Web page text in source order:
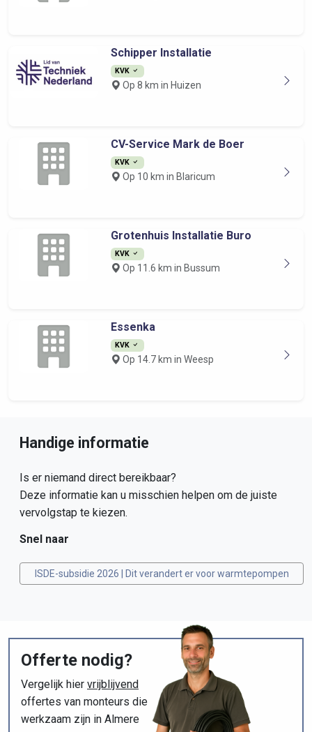
Schipper Installatie
KVK
Op 8 km in Huizen
CV-Service Mark de Boer
KVK
Op 10 km in Blaricum
Grotenhuis Installatie Buro
KVK
Op 11.6 km in Bussum
Essenka
KVK
Op 14.7 km in Weesp
Handige informatie
Is er niemand direct bereikbaar?
Deze informatie kan u misschien helpen om de juiste
vervolgstap te kiezen.
Snel naar
ISDE-subsidie 2026 | Dit verandert er voor warmtepompen
Offerte nodig?
Vergelijk hier vrijblijvend
offertes van monteurs die
werkzaam zijn in Almere